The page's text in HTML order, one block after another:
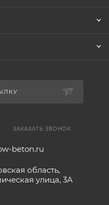
ЗАКАЗАТЬ ЗВОНОК
beton.ru
область,
улица, 3А